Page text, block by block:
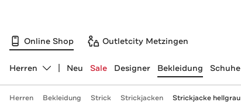
Online Shop Outletcity Metzingen
Abteilung ändern, ausgewählt:
Herren Neu Sale Designer Bekleidung Schuhe
Herren Bekleidung Strick Strickjacken Strickjacke hellgrau